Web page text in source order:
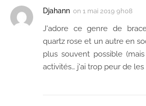
Djahann on 1 mai 2019 9h08
J'adore ce genre de
quartz rose et un autre en
plus souvent possible
activités… j'ai trop peur de les